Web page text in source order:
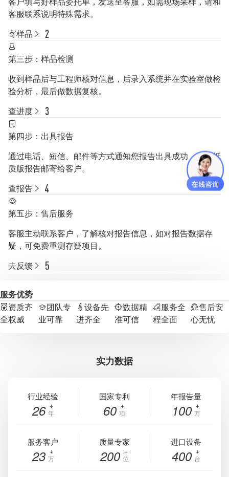
客服联系说明特殊需求。
寄样品
第三步：样品检测
收到样品后与工程师核对信息，后录入系统并在实验室做检
验分析，最后做数据复核。
查进度
第四步：出具报告
通过电话、短信、邮件等方式通知您报告出具成功，并将纸
质版报告邮寄给客户。
查报告
第五步：售后服务
客服主动联系客户，了解核对报告信息，如对报告数据存
疑，可免费重测存疑项目。
去反馈
服务优势
资质齐
全权威
团队专
业可靠
设备先
进齐全
数据精
准可信
服务全
程全面
售后安
心无忧
实力数据
行业经验
26 年
国家专利
60 项
年报告量
100 万
服务客户
23 万
质量专家
200 位
进口设备
400 台